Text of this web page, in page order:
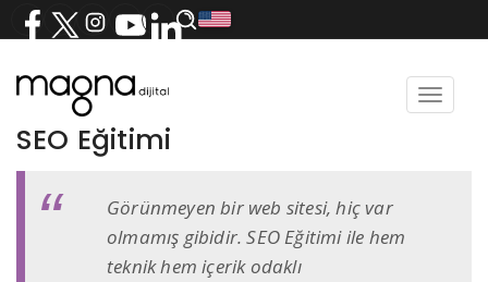
Toggle
SEO Eğitimi
Görünmeyen bir web sitesi, hiç var
olmamış gibidir. SEO Eğitimi ile hem
teknik hem içerik odaklı